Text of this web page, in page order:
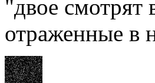
"двое смотрят
отраженные в